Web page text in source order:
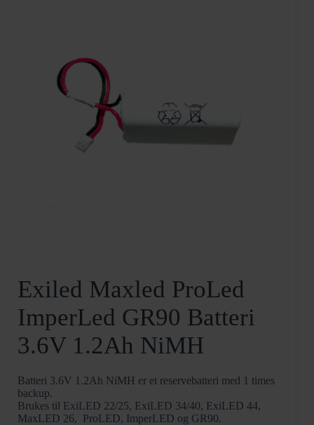
Exiled Maxled ProLed
ImperLed GR90 Batteri
3.6V 1.2Ah NiMH
Batteri 3.6V 1.2Ah NiMH er et reservebatteri med 1 times
backup.
Brukes til ExiLED 22/25, ExiLED 34/40, ExiLED 44,
MaxLED 26, ProLED, ImperLED og GR90.